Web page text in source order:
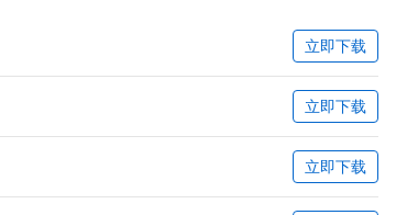
立即下载
立即下载
立即下载